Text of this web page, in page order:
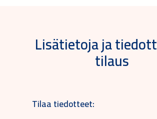
Lisätietoja ja
tilaus
Tilaa tiedotteet: